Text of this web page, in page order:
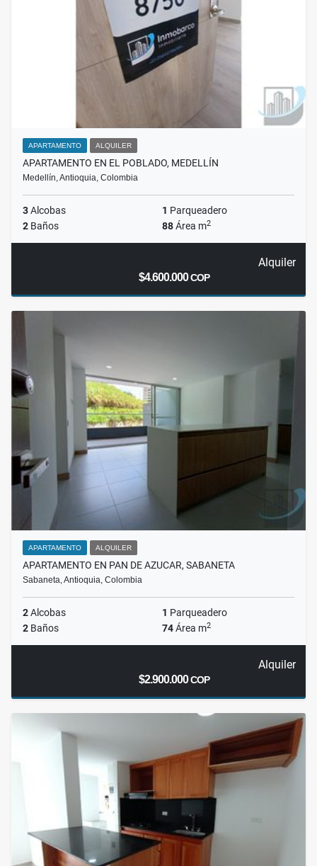
APARTAMENTO ALQUILER
APARTAMENTO EN EL POBLADO, MEDELLÍN
Medellín, Antioquia, Colombia
3Alcobas 1 Parqueadero
2 Baños 88Área m2
Alquiler
$4.600.000COP
APARTAMENTO ALQUILER
APARTAMENTO EN PAN DE AZUCAR, SABANETA
Sabaneta, Antioquia, Colombia
2Alcobas 1 Parqueadero
2 Baños 74Área m2
Alquiler
$2.900.000COP